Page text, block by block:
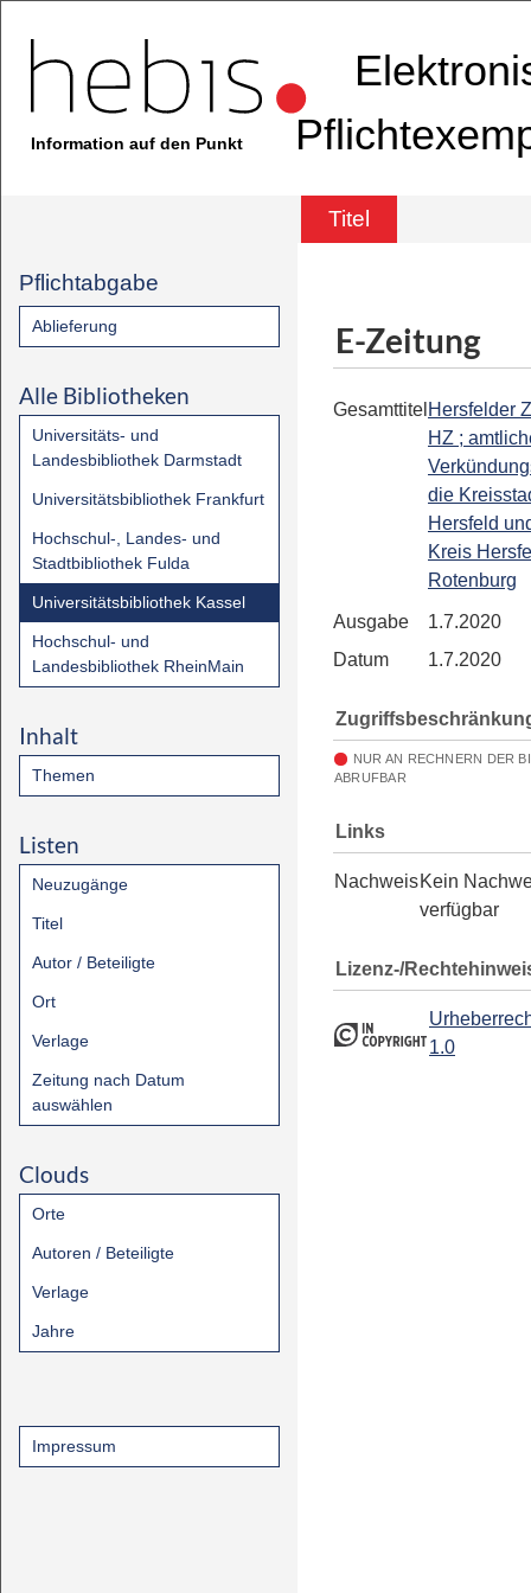
Information auf den Punkt
Titel
Pflichtabgabe
Ablieferung
Alle Bibliotheken
Universitäts- und
Landesbibliothek Darmstadt
Universitätsbibliothek Frankfurt
Hochschul-, Landes- und
Stadtbibliothek Fulda
Universitätsbibliothek Kassel
Hochschul- und
Landesbibliothek RheinMain
Inhalt
Themen
Listen
Neuzugänge
Titel
Autor / Beteiligte
Ort
Verlage
Zeitung nach Datum
auswählen
Clouds
Orte
Autoren / Beteiligte
Verlage
Jahre
Impressum
E-Zeitung
Gesamttitel Hersfelder
HZ ;
die
Hersfeld
Kreis
Rotenburg
Ausgabe
1.7.2020
Datum
1.7.2020
NUR AN RECHNERN DER
ABRUFBAR
Links
NachweisKein
verfügbar
Lizenz-/
1.0